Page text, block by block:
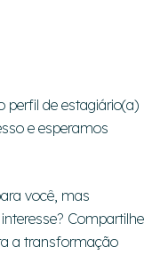
perfil de estagiário(a)
e esperamos
você, mas
Compartilhe
a transformação